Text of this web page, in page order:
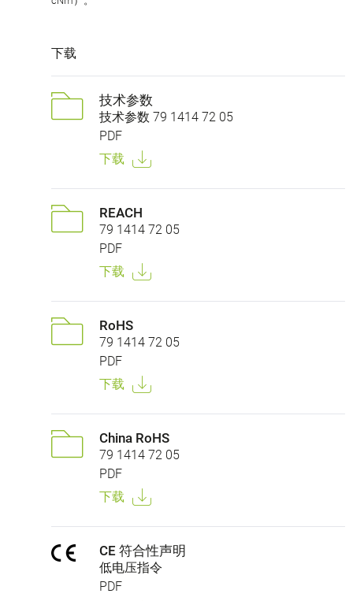
下载
技术参数
技术参数 79 1414 72 05
PDF
下载
REACH
79 1414 72 05
PDF
下载
RoHS
79 1414 72 05
PDF
下载
China RoHS
79 1414 72 05
PDF
下载
CE 符合性声明
低电压指令
PDF